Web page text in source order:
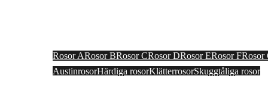
Rosor ARosor BRosor CRosor DRosor ERosor FRosor
AustinrosorHärdiga rosorKlätterrosorSkuggtåliga rosor